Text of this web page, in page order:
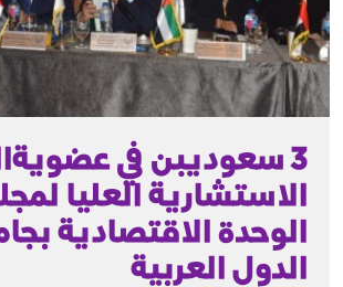
3 سعوديبن في
الاستشارية العليا
الوحدة الاقتصادية
الدول العربية